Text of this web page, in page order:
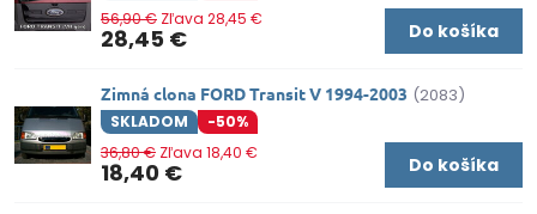
28,45 €
56,90 € Zľava 28,45 €
Do košíka
Zimná clona FORD Transit V 1994-2003 (2083)
SKLADOM -50%
18,40 €
36,80 € Zľava 18,40 €
Do košíka